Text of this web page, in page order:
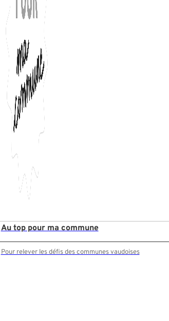
Au top pour ma commune
Pour relever les défis des communes vaudoises